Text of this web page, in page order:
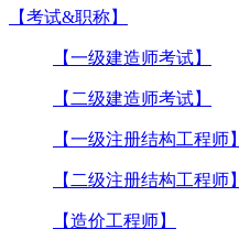
【考试&职称】
【一级建造师考试】
【二级建造师考试】
【一级注册结构工程师】
【二级注册结构工程师】
【造价工程师】